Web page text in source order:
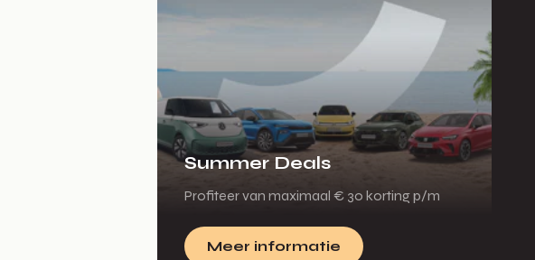
Summer Deals
Profiteer van maximaal € 30 korting p/m
Meer informatie